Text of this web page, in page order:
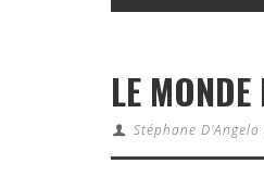
LE
Stéphane D'Angelo